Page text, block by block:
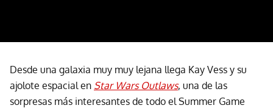
Desde una galaxia muy muy lejana llega Kay Vess y su
ajolote espacial en Star Wars Outlaws, una de las
sorpresas más interesantes de todo el Summer Game